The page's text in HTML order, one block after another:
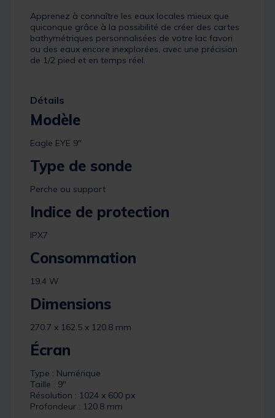
Apprenez à connaître les eaux locales mieux que
quiconque grâce à la possibilité de créer des cartes
bathymétriques personnalisées de votre lac favori
ou des eaux encore inexplorées, avec une précision
de 1/2 pied et en temps réel.
Détails
Modèle
Eagle EYE 9"
Type de sonde
Perche ou support
Indice de protection
IPX7
Consommation
19.4 W
Dimensions
270.7 x 162.5 x 120.8 mm
Écran
Type : Numérique
Taille : 9"
Résolution : 1024 x 600 px
Profondeur : 120.8 mm